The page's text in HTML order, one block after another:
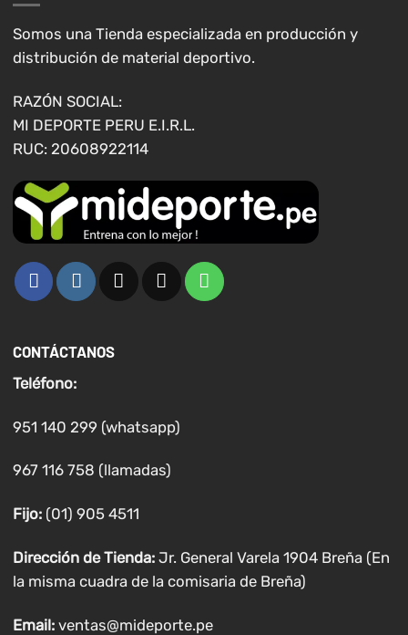
pueden
elegir
en
página
de
producto
elegir
en
Somos una Tienda especializada en producción y
distribución de material deportivo.
RAZÓN SOCIAL:
MI DEPORTE PERU E.I.R.L.
RUC: 20608922114
CONTÁCTANOS
Teléfono:
951 140 299 (whatsapp)
967 116 758 (llamadas)
Fijo:(01) 905 4511
Dirección de Tienda: Jr. General Varela 1904 Breña (En
la misma cuadra de la comisaria de Breña)
Email: ventas@mideporte.pe